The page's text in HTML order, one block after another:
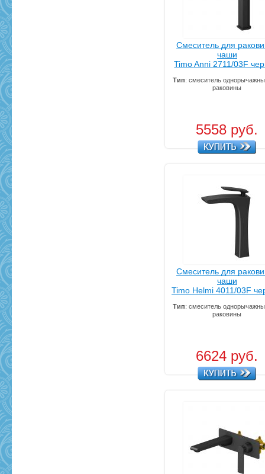
Смеситель для
чаши
Timo Anni 2711/03F
Тип: смеситель
раковины
5558 руб.
Смеситель для
чаши
Timo Helmi 4011/03F
Тип: смеситель
раковины
6624 руб.